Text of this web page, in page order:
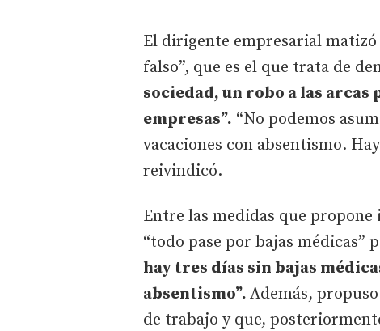
El dirigente empresarial
falso”, que es el que trata de
sociedad, un robo a las arcas
empresas”. “No podemos
vacaciones con absentismo.
reivindicó.
Entre las medidas que
“todo pase por bajas médicas”
hay tres días sin bajas
absentismo”. Además,
de trabajo y que,